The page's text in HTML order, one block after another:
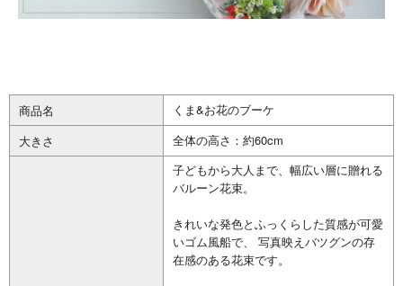
商品名
くま&お花のブーケ
大きさ
全体の高さ：約60cm
子どもから大人まで、幅広い層に贈れる
バルーン花束。
きれいな発色とふっくらした質感が可愛
いゴム風船で、 写真映えバツグンの存
在感のある花束です。